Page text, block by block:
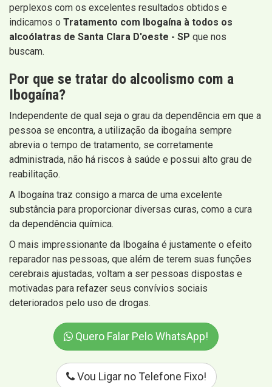
perplexos com os excelentes resultados obtidos e
indicamos o Tratamento com Ibogaína à todos os
alcoólatras de Santa Clara D'oeste - SP que nos
buscam.
Por que se tratar do alcoolismo com a
Ibogaína?
Independente de qual seja o grau da dependência em que a
pessoa se encontra, a utilização da ibogaína sempre
abrevia o tempo de tratamento, se corretamente
administrada, não há riscos à saúde e possui alto grau de
reabilitação.
A Ibogaína traz consigo a marca de uma excelente
substância para proporcionar diversas curas, como a cura
da dependência química.
O mais impressionante da Ibogaína é justamente o efeito
reparador nas pessoas, que além de terem suas funções
cerebrais ajustadas, voltam a ser pessoas dispostas e
motivadas para refazer seus convívios sociais
deteriorados pelo uso de drogas.
Quero Falar Pelo WhatsApp!
Vou Ligar no Telefone Fixo!